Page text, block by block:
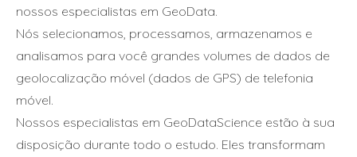
nossos especialistas em GeoData.
Nós selecionamos, processamos, armazenamos e
analisamos para você grandes volumes de dados de
geolocalização móvel (dados de GPS) de telefonia
móvel.
Nossos especialistas em GeoDataScience estão à sua
disposição durante todo o estudo. Eles transformam